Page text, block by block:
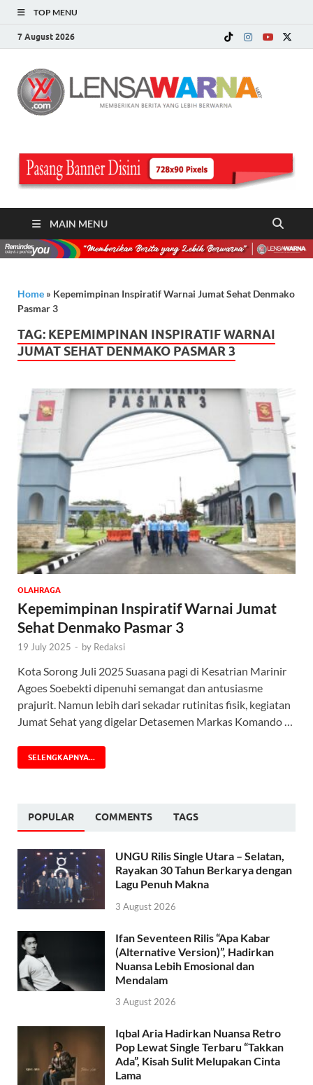
TOP MENU
7 August 2026
MAIN MENU
Home » Kepemimpinan Inspiratif Warnai Jumat Sehat Denmako
Pasmar 3
TAG: KEPEMIMPINAN INSPIRATIF WARNAI
JUMAT SEHAT DENMAKO PASMAR 3
OLAHRAGA
Kepemimpinan Inspiratif Warnai Jumat
Sehat Denmako Pasmar 3
19 July 2025 - by Redaksi
Kota Sorong Juli 2025 Suasana pagi di Kesatrian Marinir
Agoes Soebekti dipenuhi semangat dan antusiasme
prajurit. Namun lebih dari sekadar rutinitas fisik, kegiatan
Jumat Sehat yang digelar Detasemen Markas Komando …
SELENGKAPNYA...
POPULAR COMMENTS TAGS
UNGU Rilis Single Utara – Selatan,
Rayakan 30 Tahun Berkarya dengan
Lagu Penuh Makna
3 August 2026
Ifan Seventeen Rilis “Apa Kabar
(Alternative Version)”, Hadirkan
Nuansa Lebih Emosional dan
Mendalam
3 August 2026
Iqbal Aria Hadirkan Nuansa Retro
Pop Lewat Single Terbaru “Takkan
Ada”, Kisah Sulit Melupakan Cinta
Lama